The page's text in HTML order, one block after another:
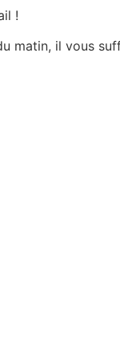
!
matin, il vous